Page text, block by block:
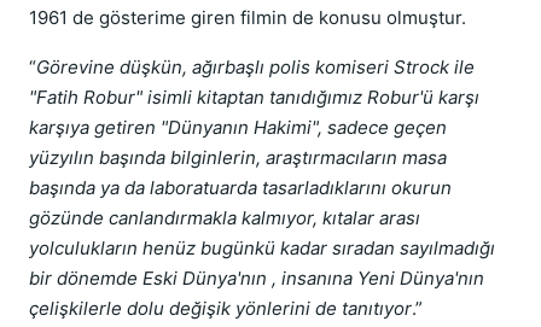
1961 de gösterime giren filmin de konusu olmuştur.
“Görevine düşkün, ağırbaşlı polis komiseri Strock ile
"Fatih Robur" isimli kitaptan tanıdığımız Robur'ü karşı
karşıya getiren "Dünyanın Hakimi", sadece geçen
yüzyılın başında bilginlerin, araştırmacıların masa
başında ya da laboratuarda tasarladıklarını okurun
gözünde canlandırmakla kalmıyor, kıtalar arası
yolculukların henüz bugünkü kadar sıradan sayılmadığı
bir dönemde Eski Dünya'nın , insanına Yeni Dünya'nın
çelişkilerle dolu değişik yönlerini de tanıtıyor.”